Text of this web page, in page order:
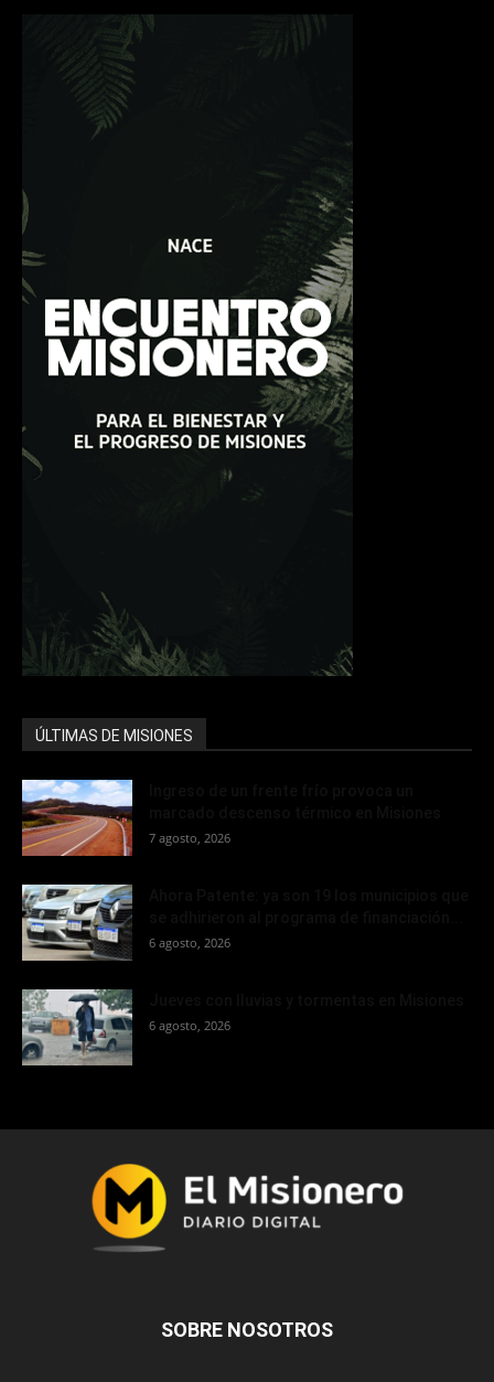
ÚLTIMAS DE MISIONES
7 agosto, 2026
6 agosto, 2026
6 agosto, 2026
SOBRE NOSOTROS